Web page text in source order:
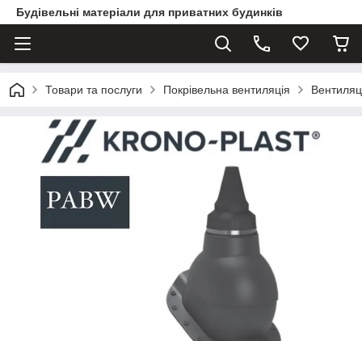
Будівельні матеріали для приватних будинків
Товари та послуги Покрівельна вентиляція